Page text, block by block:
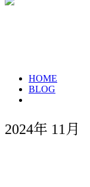
HOME
BLOG
2024年 11月